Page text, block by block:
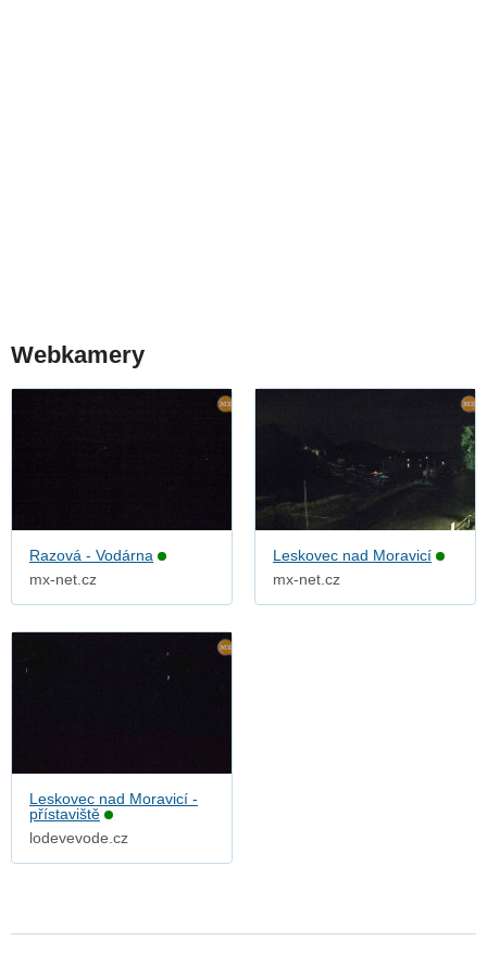
Webkamery
Razová - Vodárna
mx-net.cz
Leskovec nad Moravicí
mx-net.cz
Leskovec nad Moravicí -
přístaviště
lodevevode.cz